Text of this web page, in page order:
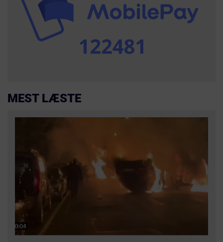
MEST LÆSTE